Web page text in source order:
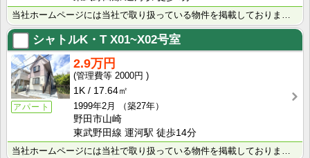
当社ホームページには当社で取り扱っている物件を掲載しております。 現在の募集状況に関しては、スタッフ･･･
シャトルK・TX01~X02号室
アパート
2.9万円
2000円
1K
17.64㎡
1999年2月
（築27年）
野田市山崎
東武野田線 運河駅 徒歩14分